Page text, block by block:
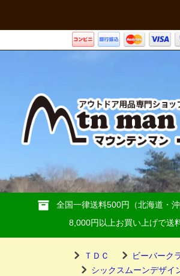
全国一律送料500円（北海道・沖
8,000円以上お買い上げで送
ＴＤＣ
ビーバーク
シックスムーンデザイ